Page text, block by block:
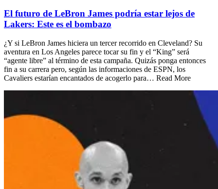
El futuro de LeBron James podría estar lejos de
Lakers: Este es el bombazo
¿Y si LeBron James hiciera un tercer recorrido en Cleveland? Su
aventura en Los Angeles parece tocar su fin y el “King” será
“agente libre” al término de esta campaña. Quizás ponga entonces
fin a su carrera pero, según las informaciones de ESPN, los
Cavaliers estarían encantados de acogerlo para… Read More